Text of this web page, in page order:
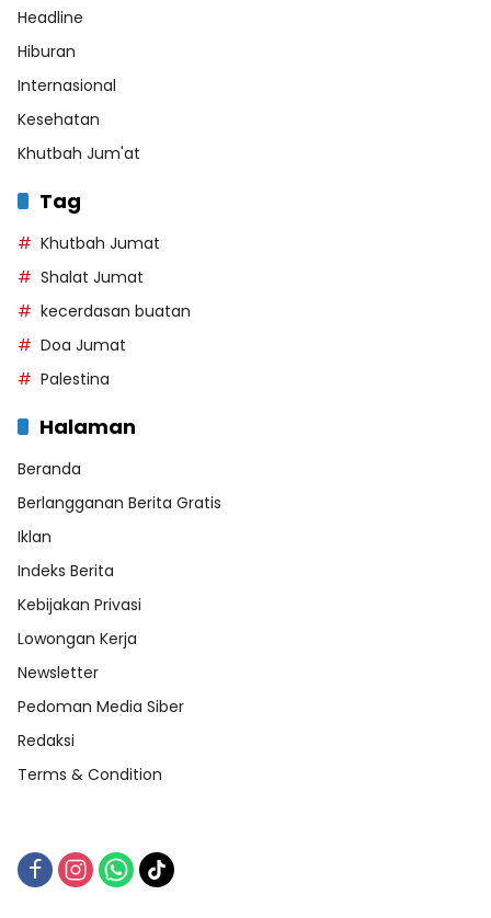
Headline
Hiburan
Internasional
Kesehatan
Khutbah Jum'at
Tag
Khutbah Jumat
Shalat Jumat
kecerdasan buatan
Doa Jumat
Palestina
Halaman
Beranda
Berlangganan Berita Gratis
Iklan
Indeks Berita
Kebijakan Privasi
Lowongan Kerja
Newsletter
Pedoman Media Siber
Redaksi
Terms & Condition